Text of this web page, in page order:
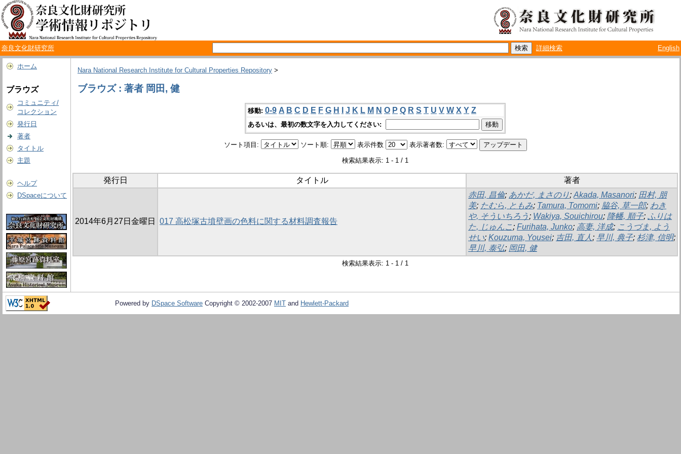
奈良文化財研究所 詳細検索 English
ホーム
ブラウズ
コミュニティ/
コレクション
発行日
著者
タイトル
主題
ヘルプ
DSpaceについて
Nara National Research Institute for Cultural Properties Repository >
ブラウズ : 著者 岡田, 健
移動: 0-9 A B C D E F G H J K L M N O P Q R S T U V W X Y Z
あるいは、最初の数文字を入力してください:
ソート項目: ソート順: 表示件数 表示著者数:
検索結果表示: 1 - 1 / 1
発行日 タイトル 著者
2014年6月27日金曜日 017 高松塚古墳壁画の色料に関する材料調査報告
赤田, 昌倫; あかだ, まさのり; Akada, Masanori; 田村, 朋
美; たむら, ともみ; Tamura, Tomomi; 脇谷, 草一郎; わき
や, そういちろう ; Wakiya, Souichirou; 降幡, 順子; ふりは
た, じゅんこ; Furihata, Junko; 高妻, 洋成; こうづま, よう
せい; Kouzuma, Yousei; 吉田, 直人 ; 早川, 典子; 杉津, 信明;
早川, 泰弘; 岡田, 健
検索結果表示: 1 - 1 / 1
Powered by DSpace Software Copyright © 2002-2007 MIT and Hewlett-Packard